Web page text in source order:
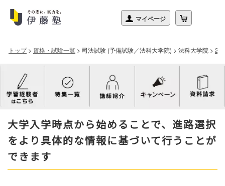
トップ> 資格・試験一覧 > 司法試験 (予備試験／法科大学院) > 法科大学院 >
大学入学時点から始めることで、進路選択
をより具体的な情報に基づいて行うことが
できます